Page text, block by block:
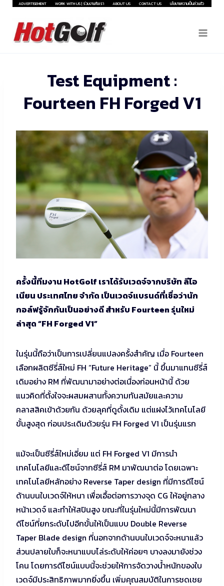
Skip
content
ADVERTISEMENT WORK WITH US | ร่วมงานกับเรา ABOUT US CONTACT US นโยบายความเป็นส่วนตัว
Test Equipment :
Fourteen FH Forged V1
ครั้งนี้ทีมงาน HotGolf เราได้รับเวดจ์จากบริษัท ลีโอ
เนียน ประเทศไทย จำกัด เป็นเวดจ์แบรนด์ที่เชื่อว่านัก
กอล์ฟรู้จักกันเป็นอย่างดี สำหรับ Fourteen รุ่นใหม่
ล่าสุด “FH Forged V1”
ในรุ่นนี้ถือว่าเป็นการเปลี่ยนแปลงครั้งสำคัญ เมื่อ Fourteen
เลือกผลิตซีรี่ส์ใหม่ FH “Future Heritage” นี้ ขึ้นมาแทนซีรี่ส์
เดิมอย่าง RM ที่พัฒนามาอย่างต่อเนื่องก่อนหน้านี้ ด้วย
แนวคิดที่ตั้งใจจะผสมผสานทั้งความทันสมัยและความ
คลาสสิคเข้าด้วยกัน ด้วยลุคที่ดูดั้งเดิม แต่แฝงไว้เทคโนโลยี
ขั้นสูงสุด ก่อนประเดิมด้วยรุ่น FH Forged V1 เป็นรุ่นแรก
แม้จะเป็นซีรี่ส์ใหม่เอี่ยม แต่ FH Forged V1 มีการนำ
เทคโนโลยีและดีไซน์จากซีรี่ส์ RM มาพัฒนาต่อ โดยเฉพาะ
เทคโนโลยีหลักอย่าง Reverse Taper design ที่มีการดีไซน์
ด้านบนใบเวดจ์ให้หนา เพื่อเอื้อต่อการวางจุด CG ให้อยู่กลาง
หน้าเวดจ์ และทำให้สปินสูง ขณะที่ในรุ่นใหม่นี้มีการพัฒนา
ดีไซน์ที่ยกระดับไปอีกขั้นให้เป็นแบบ Double Reverse
Taper Blade design ที่นอกจากด้านบนใบเวดจ์จะหนาแล้ว
ส่วนปลายใบก็จะหนาแบบไล่ระดับให้ค่อยๆ บางลงมายังช่วง
โคน โดยการดีไซน์แบบนี้จะช่วยให้การจัดวางน้ำหนักของใบ
เวดจ์มีประสิทธิภาพมากยิ่งขึ้น เพิ่มคุณสมบัติในการชดเชย